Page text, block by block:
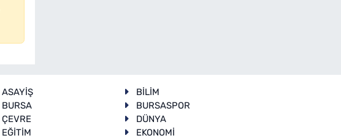
ASAYİŞ
BİLİM
BURSA
BURSASPOR
ÇEVRE
DÜNYA
EĞİTİM
EKONOMİ